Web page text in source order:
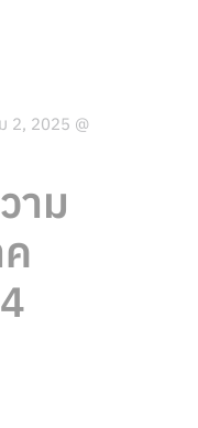
2, 2025 @
าม